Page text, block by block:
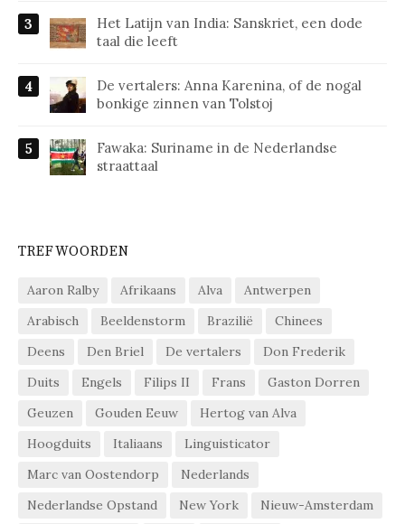
Het Latijn van India: Sanskriet, een dode
taal die leeft
De vertalers: Anna Karenina, of de nogal
bonkige zinnen van Tolstoj
Fawaka: Suriname in de Nederlandse
straattaal
TREFWOORDEN
Aaron Ralby Afrikaans Alva
Antwerpen
Arabisch
Beeldenstorm Brazilië
Chinees
Deens
Den Briel De vertalers
Don Frederik
Duits
Engels Filips II Frans
Gaston Dorren
Geuzen
Gouden Eeuw
Hertog van Alva
Hoogduits
Italiaans
Linguisticator
Marc van Oostendorp
Nederlands
Nederlandse Opstand
New York
Nieuw-Amsterdam